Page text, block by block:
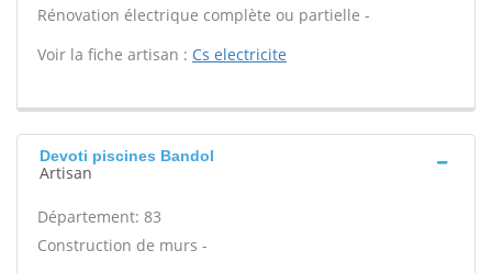
Rénovation électrique complète ou partielle -
Voir la fiche artisan : Cs electricite
Devoti piscines Bandol
Artisan
Département: 83
Construction de murs -